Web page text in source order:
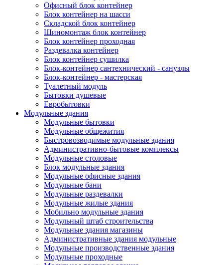
Офисный блок контейнер
Блок контейнер на шасси
Складской блок контейнер
Шиномонтаж блок контейнер
Блок контейнер проходная
Раздевалка контейнер
Блок контейнер сушилка
Блок-контейнер сантехнический - санузлы
Блок-контейнер - мастерская
Туалетный модуль
Бытовки душевые
Евробытовки
Модульные здания
Модульные бытовки
Модульные общежития
Быстровозводимые модульные здания
Административно-бытовые комплексы
Модульные столовые
Блок модульные здания
Модульные офисные здания
Модульные бани
Модульные раздевалки
Модульные жилые здания
Мобильно модульные здания
Модульный штаб строительства
Модульные здания магазины
Административные здания модульные
Модульные производственные здания
Модульные проходные